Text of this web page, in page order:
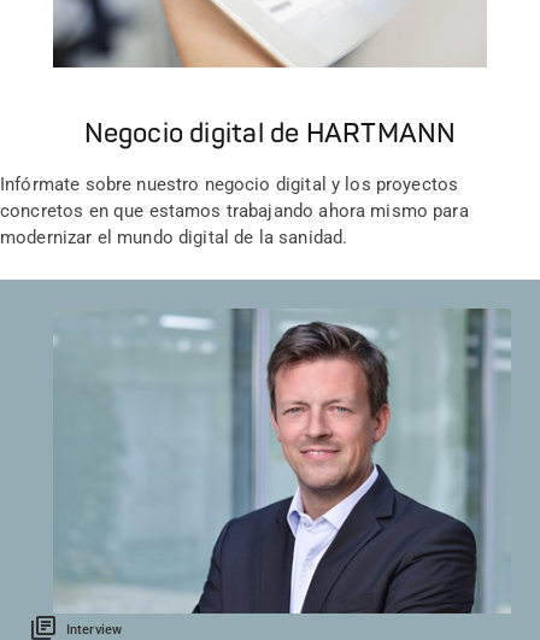
Negocio digital de HARTMANN
Infórmate sobre nuestro negocio digital y los proyectos
concretos en que estamos trabajando ahora mismo para
modernizar el mundo digital de la sanidad.
Interview